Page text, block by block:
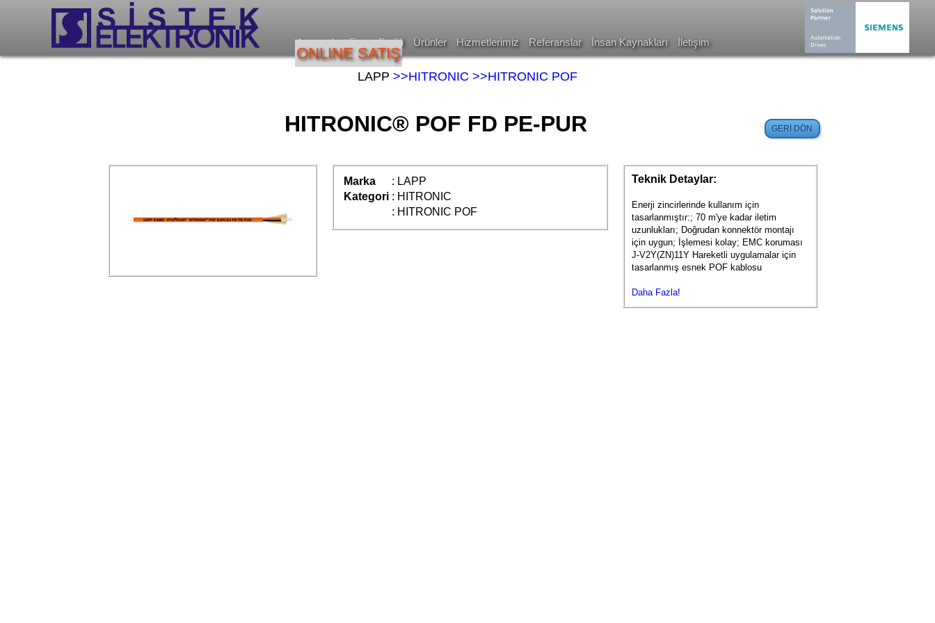
Anasayfa Firma Profili Ürünler Hizmetlerimiz Referanslar İnsan Kaynakları İletişim
ONLINE SATIŞ
LAPP >>HITRONIC >>HITRONIC POF
HITRONIC® POF FD PE-PUR
Marka : LAPP
Kategori : HITRONIC
: HITRONIC POF
Teknik Detaylar:
Enerji zincirlerinde kullanım için
tasarlanmıştır:; 70 m'ye kadar iletim
uzunlukları; Doğrudan konnektör montajı
için uygun; İşlemesi kolay; EMC koruması
J-V2Y(ZN)11Y Hareketli uygulamalar için
tasarlanmış esnek POF kablosu
Daha Fazla!